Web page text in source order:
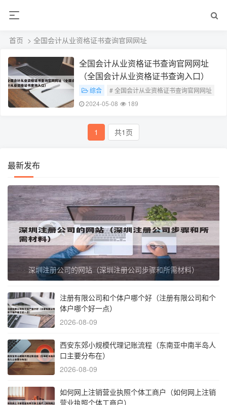
首页 > 全国会计从业资格证书查询官网网址
全国会计从业资格证书查询官网网址
（全国会计从业资格证书查询入口）
综合
# 全国会计从业资格证书查询官网网址
2024-05-08
189
1 共1页
最新发布
深圳注册公司的网站（深圳注册公司步骤和所需材料）
注册有限公司和个体户哪个好（注册有限公司和个
体户哪个好一点）
2026-08-09
西安东郊小规模代理记账流程（东南亚中南半岛人
口主要分布在）
2026-08-09
如何网上注销营业执照个体工商户（如何网上注销
营业执照个体工商户）